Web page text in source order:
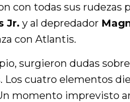
con todas sus rudezas
Jr. y al depredador
con Atlantis.
surgieron dudas
Los cuatro elementos
momento imprevisto